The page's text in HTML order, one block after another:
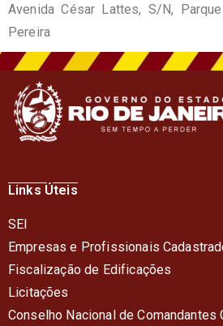
Avenida César Lattes, S/N,
Pereira
Links Úteis
SEI
Empresas e Profissionais
Fiscalização de Edificações
Licitações
Conselho Nacional de